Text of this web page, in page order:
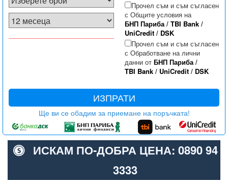
Прочел съм и съм съгласен
с Общите условия на
БНП Париба/ TBI Bank/
UniCredit/ DSK
Прочел съм и съм съгласен
с Обработване на лични
данни от БНП Париба/
TBI Bank/ UniCredit/ DSK
ИЗПРАТИ
Ще ви се обадим за приемане на поръчката!
ИСКАМ ПО-ДОБРА ЦЕНА: 0890 94
3333